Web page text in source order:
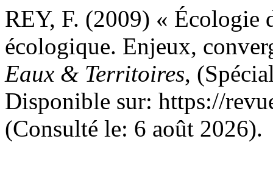
REY, F. (2009) « Écologie
écologique. Enjeux,
Eaux & Territoires,
Disponible sur: https://
(Consulté le: 6 août 2026).